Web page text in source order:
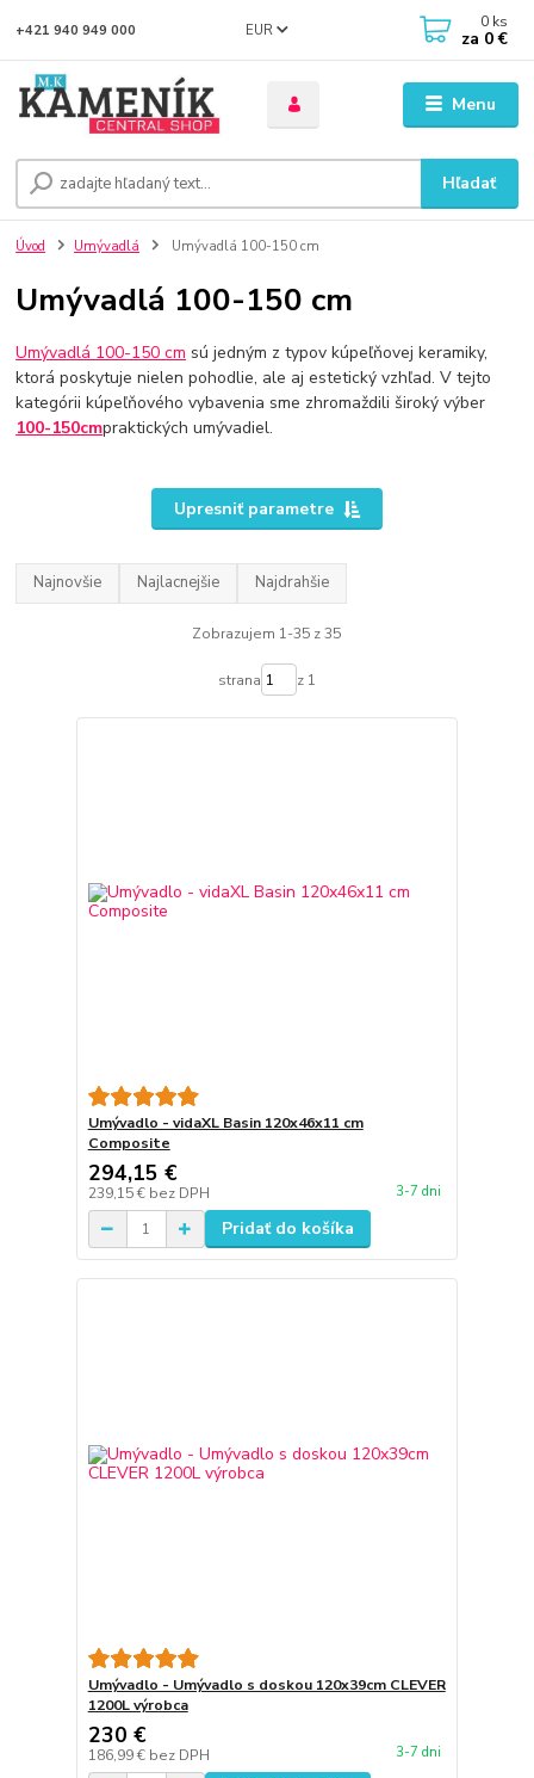
Menu
EUR
Hľadať
+421 940 949 000 0 ks
za 0 €
Úvod Umývadlá Umývadlá 100-150 cm
Umývadlá 100-150 cm
Umývadlá 100-150 cm sú jedným z typov kúpeľňovej keramiky,
ktorá poskytuje nielen pohodlie, ale aj estetický vzhľad. V tejto
kategórii kúpeľňového vybavenia sme zhromaždili široký výber
100-150cmpraktických umývadiel.
Upresniť parametre
Najnovšie Najlacnejšie Najdrahšie
Zobrazujem 1-35 z 35
strana z 1
Umývadlo - vidaXL Basin 120x46x11 cm
Composite
294,15 €
239,15 € bez DPH 3-7 dni
Pridať do košíka
Umývadlo - Umývadlo s doskou 120x39cm CLEVER
1200L výrobca
230 €
186,99 € bez DPH 3-7 dni